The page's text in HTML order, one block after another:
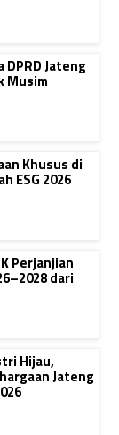
Jateng
Musim
Khusus di
ESG 2026
Perjanjian
dari
Hijau,
Jateng